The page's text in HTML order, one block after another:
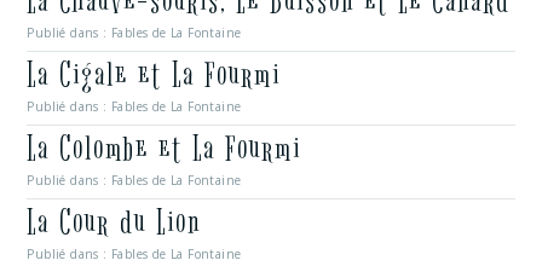
Publié dans : Fables de La Fontaine
La Cigale et La Fourmi
Publié dans : Fables de La Fontaine
La Colombe et La Fourmi
Publié dans : Fables de La Fontaine
La Cour du Lion
Publié dans : Fables de La Fontaine